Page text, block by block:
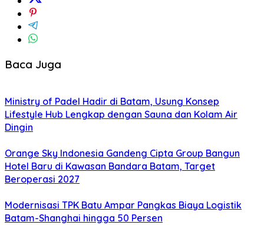
Baca Juga
Ministry of Padel Hadir di Batam, Usung Konsep
Lifestyle Hub Lengkap dengan Sauna dan Kolam Air
Dingin
Orange Sky Indonesia Gandeng Cipta Group Bangun
Hotel Baru di Kawasan Bandara Batam, Target
Beroperasi 2027
Modernisasi TPK Batu Ampar Pangkas Biaya Logistik
Batam-Shanghai hingga 50 Persen